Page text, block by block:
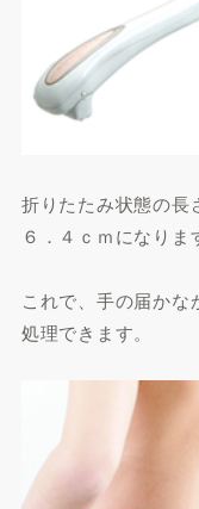
折りたたみ状態の長
６．４ｃｍになりま
これで、手の届かな
処理できます。